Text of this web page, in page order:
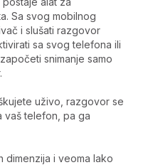
Sa svog mobilnog
i slušati razgovor
sa svog telefona ili
snimanje samo
uživo, razgovor se
vaš telefon, pa ga
dimenzija i veoma lako